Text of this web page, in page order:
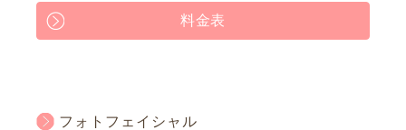
料金表
フォトフェイシャル